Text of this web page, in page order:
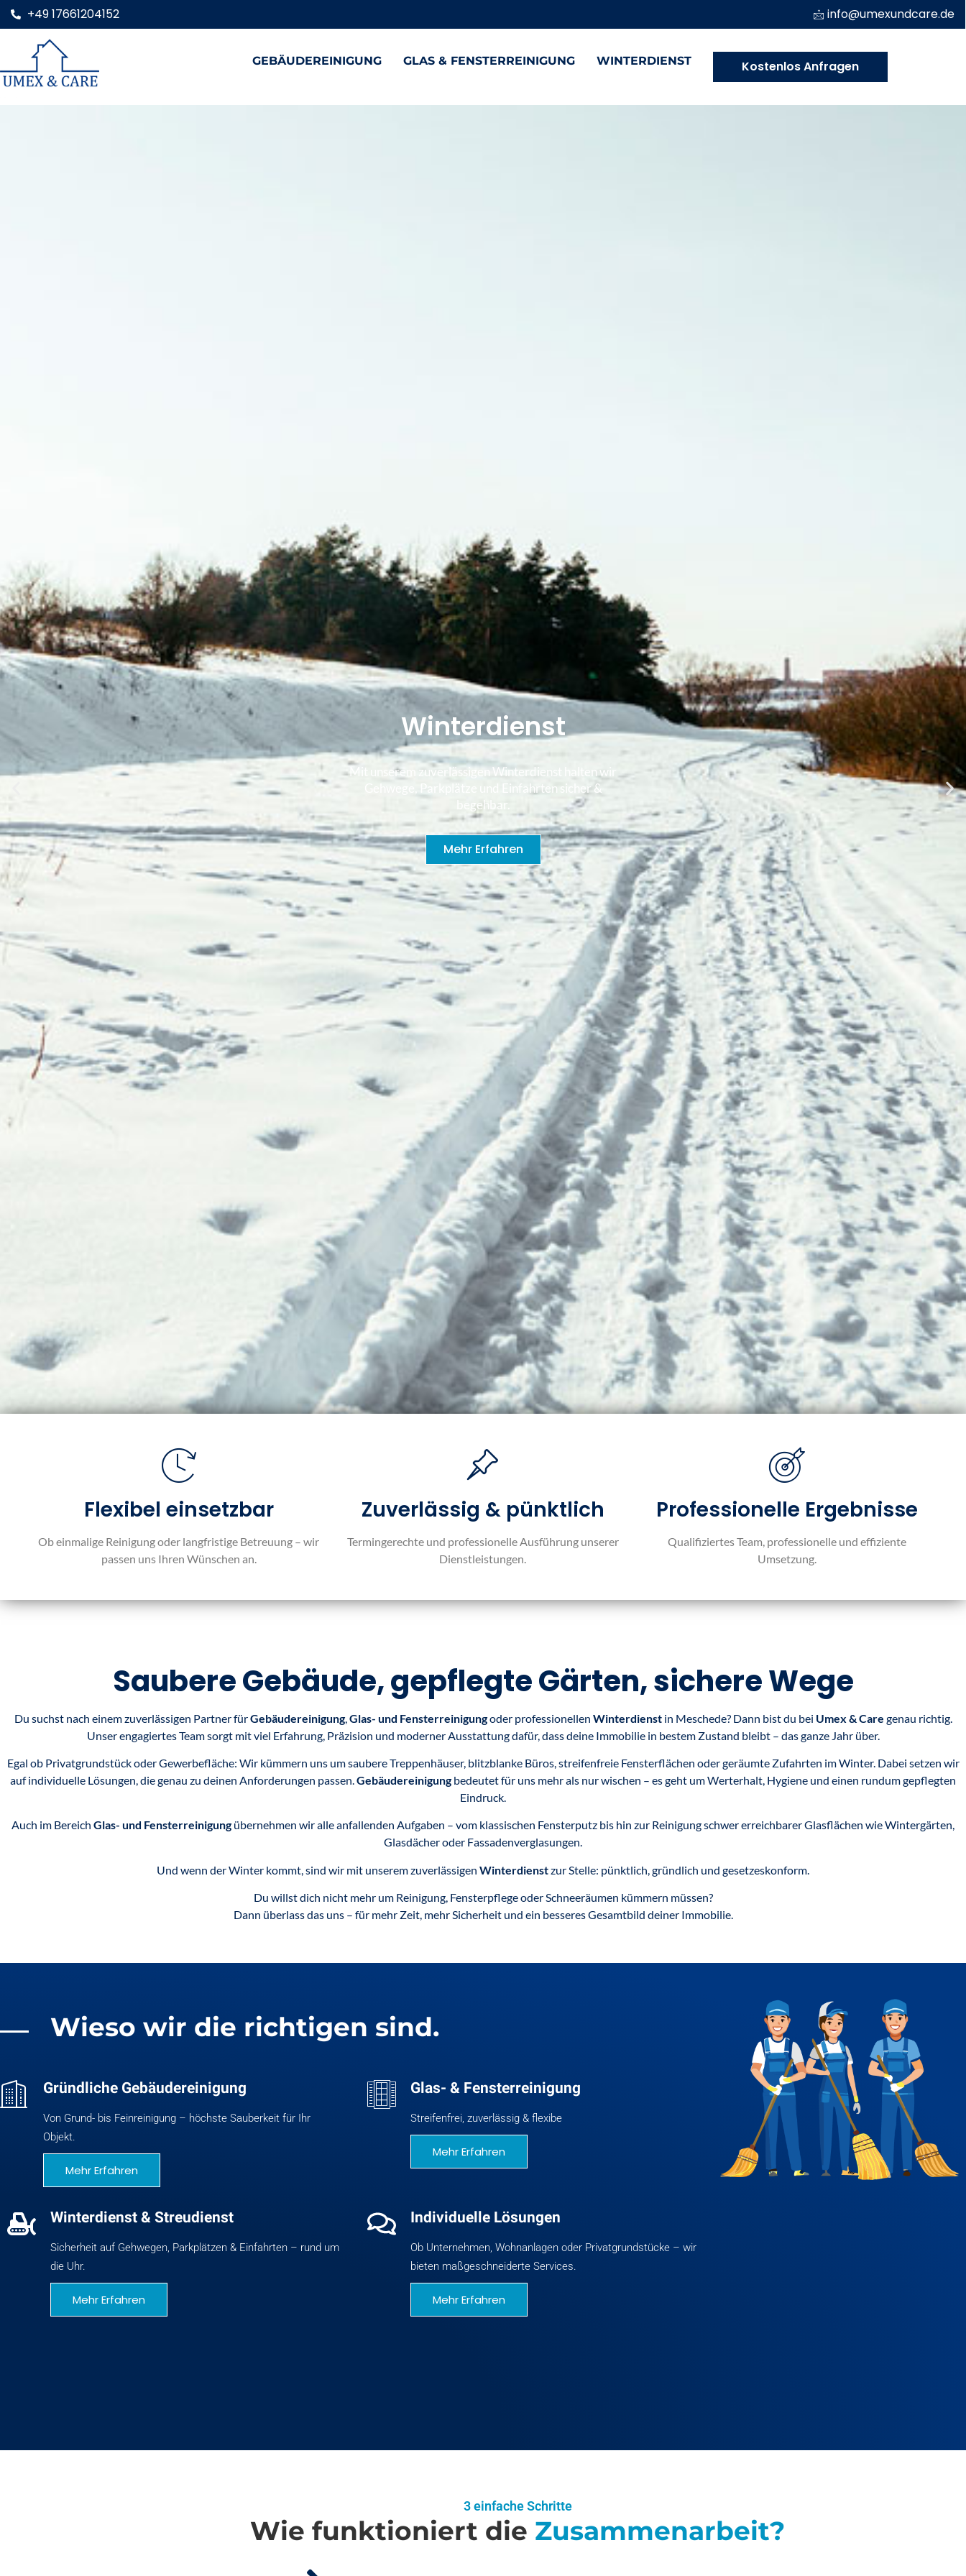
+49 17661204152 info@umexundcare.de
GEBÄUDEREINIGUNG GLAS & FENSTERREINIGUNG WINTERDIENST Kostenlos Anfragen
Winterdienst
Mit unserem zuverlässigen Winterdienst halten wir
Gehwege, Parkplätze und Einfahrten sicher &
begehbar.
Mehr Erfahren
Flexibel einsetzbar
Ob einmalige Reinigung oder langfristige Betreuung – wir
passen uns Ihren Wünschen an.
Zuverlässig & pünktlich
Termingerechte und professionelle Ausführung unserer
Dienstleistungen.
Professionelle Ergebnisse
Qualifiziertes Team, professionelle und effiziente
Umsetzung.
Saubere Gebäude, gepflegte Gärten, sichere Wege
Du suchst nach einem zuverlässigen Partner fürGebäudereinigung, Glas- und Fensterreinigungoder professionellen Winterdienstin Meschede? Dann bist du bei Umex & Care genau richtig.
Unser engagiertes Team sorgt mit viel Erfahrung, Präzision und moderner Ausstattung dafür, dass deine Immobilie in bestem Zustand bleibt – das ganze Jahr über.
Egal ob Privatgrundstück oder Gewerbefläche: Wir kümmern uns um saubere Treppenhäuser, blitzblanke Büros, streifenfreie Fensterflächen oder geräumte Zufahrten im Winter. Dabei setzen wir
auf individuelle Lösungen, die genau zu deinen Anforderungen passen.Gebäudereinigungbedeutet für uns mehr als nur wischen – es geht um Werterhalt, Hygiene und einen rundum gepflegten
Eindruck.
Auch im Bereich Glas- und Fensterreinigungübernehmen wir alle anfallenden Aufgaben – vom klassischen Fensterputz bis hin zur Reinigung schwer erreichbarer Glasflächen wie Wintergärten,
Glasdächer oder Fassadenverglasungen.
Und wenn der Winter kommt, sind wir mit unserem zuverlässigen Winterdienstzur Stelle: pünktlich, gründlich und gesetzeskonform.
Du willst dich nicht mehr um Reinigung, Fensterpflege oder Schneeräumen kümmern müssen?
Dann überlass das uns – für mehr Zeit, mehr Sicherheit und ein besseres Gesamtbild deiner Immobilie.
Wieso wir die richtigen sind.
Gründliche Gebäudereinigung
Von Grund- bis Feinreinigung – höchste Sauberkeit für Ihr
Objekt.
Mehr Erfahren
Glas- & Fensterreinigung
Streifenfrei, zuverlässig & flexibe
Mehr Erfahren
Winterdienst & Streudienst
Sicherheit auf Gehwegen, Parkplätzen & Einfahrten – rund um
die Uhr.
Mehr Erfahren
Individuelle Lösungen
Ob Unternehmen, Wohnanlagen oder Privatgrundstücke – wir
bieten maßgeschneiderte Services.
Mehr Erfahren
3 einfache Schritte
Wie funktioniert die Zusammenarbeit?